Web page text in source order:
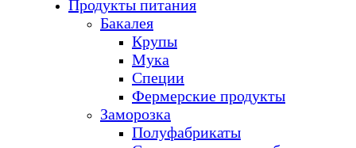
Продукты питания
Бакалея
Крупы
Мука
Специи
Фермерские продукты
Заморозка
Полуфабрикаты